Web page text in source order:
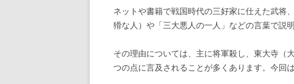
ネットや書籍で戦国時代の三好家に仕えた武将
猾な人）や「三大悪人の一人」などの言葉で説
その理由については、主に将軍殺し、東大寺（
つの点に言及されることが多くあります。今回